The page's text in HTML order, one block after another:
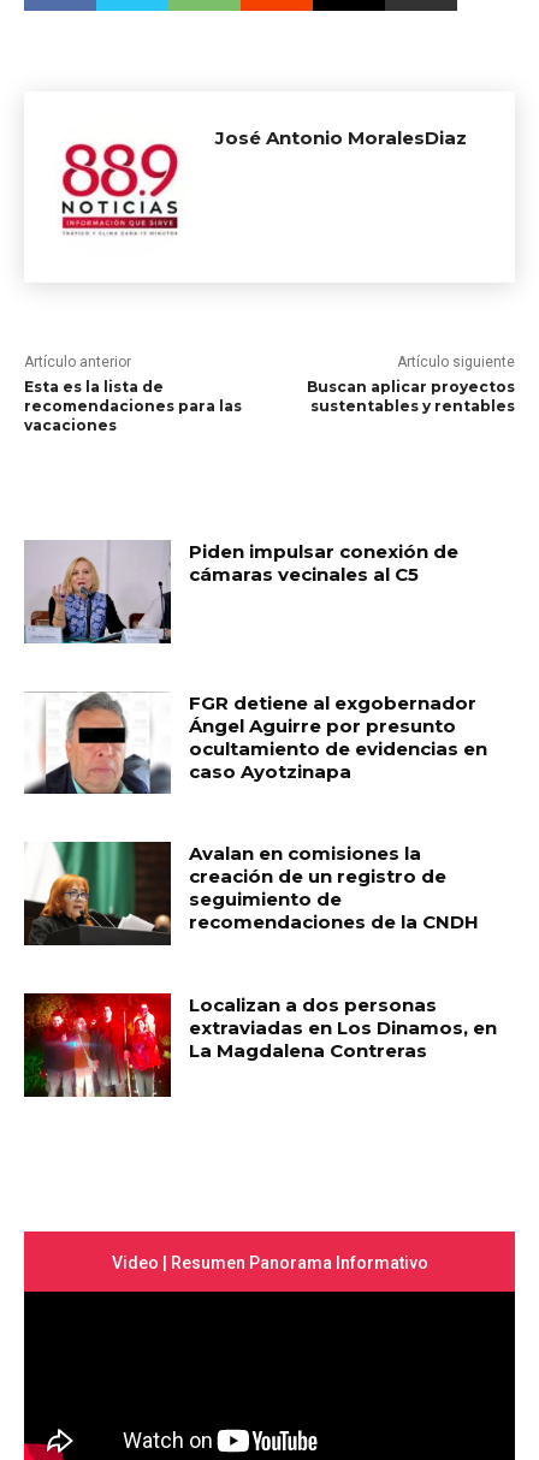
José Antonio MoralesDiaz
Artículo anterior
Esta es la lista de
recomendaciones para las
vacaciones
Artículo siguiente
Buscan aplicar proyectos
sustentables y rentables
Piden impulsar conexión de
cámaras vecinales al C5
FGR detiene al exgobernador
Ángel Aguirre por presunto
ocultamiento de evidencias en
caso Ayotzinapa
Avalan en comisiones la
creación de un registro de
seguimiento de
recomendaciones de la CNDH
Localizan a dos personas
extraviadas en Los Dinamos, en
La Magdalena Contreras
Video | Resumen Panorama Informativo